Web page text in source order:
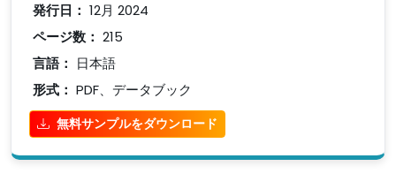
発行日： 12月 2024
ページ数： 215
言語： 日本語
形式： PDF、データブック
無料サンプルをダウンロード